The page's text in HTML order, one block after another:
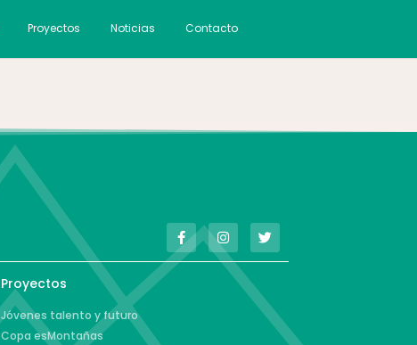
Proyectos Noticias Contacto
Proyectos
Jóvenes talento y futuro
Copa esMontañas